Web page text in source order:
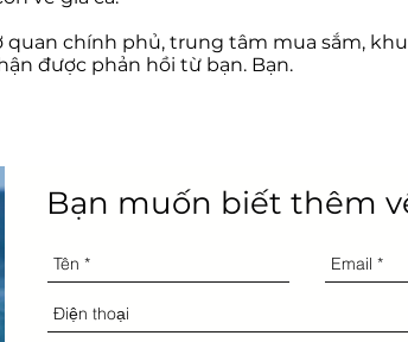
quan chính phủ, trung tâm mua sắm,
được phản hồi từ bạn. Bạn.
Bạn muốn biết thêm